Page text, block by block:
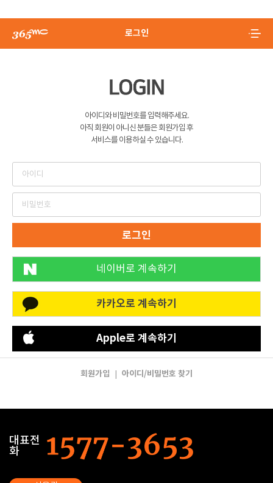
로그인
아이디와 비밀번호를 입력해주세요.
아직 회원이 아니신 분들은 회원가입 후
서비스를 이용하실 수 있습니다.
로그인
네이버로 계속하기
카카오로 계속하기
Apple로 계속하기
회원가입 아이디/비밀번호 찾기
대표전
화